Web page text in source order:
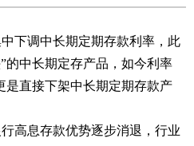
调中长期定期存款利率，此
的中长期定存产品，如今利率
是直接下架中长期定期存款产
息存款优势逐步消退，行业